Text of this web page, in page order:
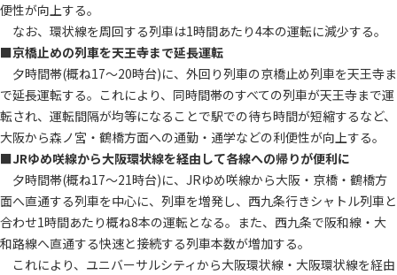
便性が向上する。
なお、環状線を周回する列車は1時間あたり4本の運転に減少する。
■京橋止めの列車を天王寺まで延長運転
夕時間帯(概ね17～20時台)に、外回り列車の京橋止め列車を天王寺ま
で延長運転する。これにより、同時間帯のすべての列車が天王寺まで運
転され、運転間隔が均等になることで駅での待ち時間が短縮するなど、
大阪から森ノ宮・鶴橋方面への通勤・通学などの利便性が向上する。
■JRゆめ咲線から大阪環状線を経由して各線への帰りが便利に
夕時間帯(概ね17～21時台)に、JRゆめ咲線から大阪・京橋・鶴橋方
面へ直通する列車を中心に、列車を増発し、西九条行きシャトル列車と
合わせ1時間あたり概ね8本の運転となる。また、西九条で阪和線・大
和路線へ直通する快速と接続する列車本数が増加する。
これにより、ユニバーサルシティから大阪環状線・大阪環状線を経由